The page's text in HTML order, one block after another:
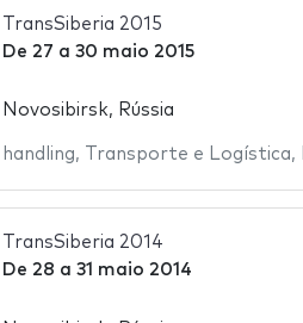
TransSiberia 2015
De 27 a 30 maio 2015
Novosibirsk, Rússia
handling, Transporte e Logística,
TransSiberia 2014
De 28 a 31 maio 2014